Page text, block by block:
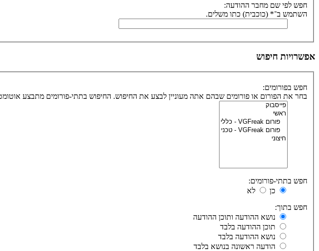
חפש לפי שם מחבר ההודעה:
השתמש ב־* (כוכבית) כתו משלים.
אפשרויות חיפוש
חפש בפורומים:
בחר את הפורום או פורומים שבהם אתה מעוניין לבצע את החיפוש. החיפוש בתתי-פורומים מתבצע
חפש בתתי-פורומים:
כן
לא
חפש בתוך:
נושא ההודעה ותוכן ההודעה
תוכן ההודעה בלבד
נושא ההודעה בלבד
הודעה ראשונה בנושא בלבד